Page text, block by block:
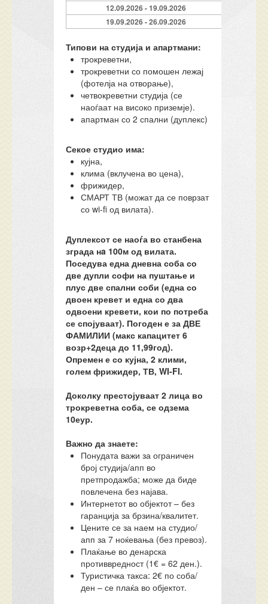
12.09.2026 - 19.09.2026
19.09.2026 - 26.09.2026
Типови на студија и апартмани:
трокреветни,
трокреветни со помошен лежај
(фотелја на отворање),
четвокреветни студија (се
наоѓаат на високо приземје).
апартман со 2 спални (дуплекс)
Секое студио има:
кујна,
клима (вклучена во цена),
фрижидер,
СМАРТ ТВ (можат да се поврзат
со wi-fi од вилата).
Дуплексот се наоѓа во станбена
зграда нa 100м од вилата.
Поседува една дневна соба со
две дупли софи на пуштање и
плус две спални соби (една со
двоен кревет и една со два
одвоени кревети, кои по потреба
се спојуваат). Погоден е за ДВЕ
ФАМИЛИИ (макс капацитет 6
возр+2деца до 11,99год).
Опремен е со кујна, 2 клими,
голем фрижидер, ТВ, WI-FI.
Доколку престојуваат 2 лица во
трокреветна соба, се одзема
10еур.
Важно да знаете:
Понудата важи за ограничен
број студија/апп во
претпродажба; може да биде
повлечена без најава.
Интернетот во објектот – без
гаранција за брзина/квалитет.
Цените се за наем на студио/
апп за 7 ноќевања (без превоз).
Плаќање во денарска
противвредност (1€ = 62 ден.).
Туристичка такса: 2€ по соба/
ден – се плаќа во објектот.